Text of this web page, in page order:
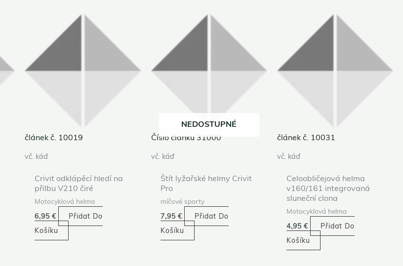
článek č. 10019
vč. káď
Crivit odklápěcí hledí na
přilbu V210 čiré
Motocyklová helma
6,95 €
Přidat Do
Košíku
NEDOSTUPNÉ
Číslo článku 31000
vč. káď
Štít lyžařské helmy Crivit
Pro
míčové sporty
7,95 €
Přidat Do
Košíku
článek č. 10031
vč. káď
Celoobličejová helma
v160/161 integrovaná
sluneční clona
Motocyklová helma
4,95 €
Přidat Do
Košíku